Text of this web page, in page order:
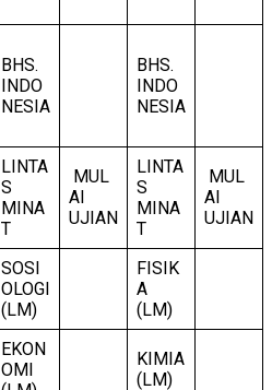
BHS.
INDO
NESIA
BHS.
INDO
NESIA
LINTA
S
MINA
T
MUL
AI
UJIAN
LINTA
S
MINA
T
MUL
AI
UJIAN
SOSI
OLOGI
(LM)
FISIK
A
(LM)
EKON
OMI
KIMIA
(LM)